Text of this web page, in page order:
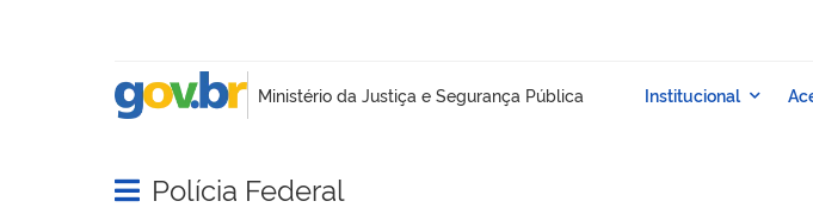
Abrir menu principal de navegação
Polícia Federal